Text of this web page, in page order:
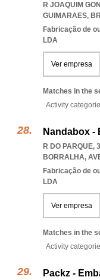
R JOAQUIM
GUIMARAES,
Fabricação de
LDA
Ver empresa
Matches in the
Activity
Nandabox -
R DO PARQUE,
BORRALHA,
Fabricação de
LDA
Ver empresa
Matches in the
Activity
Packz -